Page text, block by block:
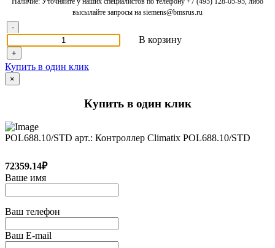
высылайте запросы на siemens@bmsrus.ru
-
+
В корзину
Купить в один клик
×
Купить в один клик
POL688.10/STD арт.: Контроллер Climatix POL688.10/STD
72359.14₽
Ваше имя
Ваш телефон
Ваш E-mail